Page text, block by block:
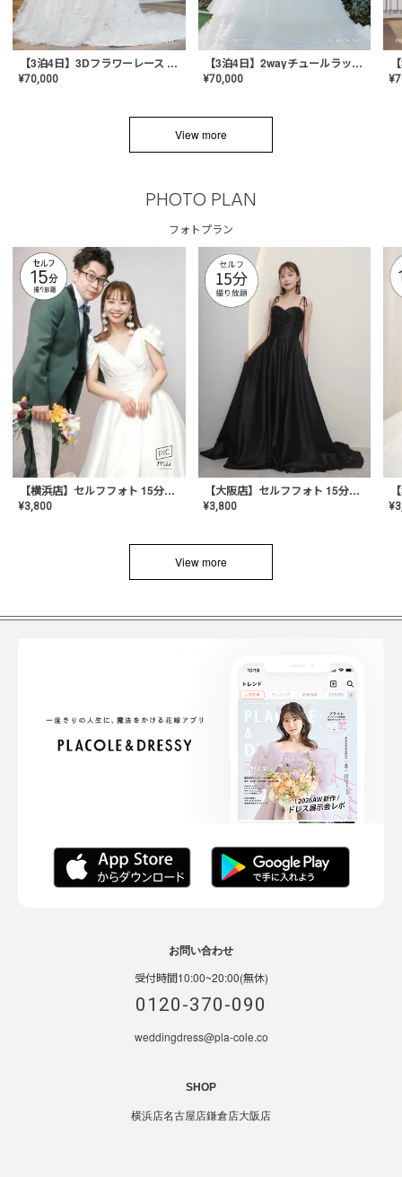
【3泊4日】3Dフラワーレース ドレス〈PD-WDOR-331〉
¥70,000
【3泊4日】2wayチュールラッフルドレス〈PD-WDOR-341RTL〉
¥70,000 ¥
View more
PHOTO PLAN
フォトプラン
【横浜店】セルフフォト 15分撮り放題プラン
¥3,800
【大阪店】セルフフォト 15分撮り放題プラン
¥3,800 ¥
View more
お問い合わせ
受付時間10:00~20:00(無休)
0120-370-090
weddingdress@pla-cole.co
SHOP
横浜店名古屋店鎌倉店大阪店